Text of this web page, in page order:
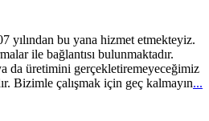
yılından bu yana hizmet etmekteyiz.
ile bağlantısı bulunmaktadır.
da üretimini gerçekletiremeyeceğimiz
Bizimle çalışmak için geç kalmayın...